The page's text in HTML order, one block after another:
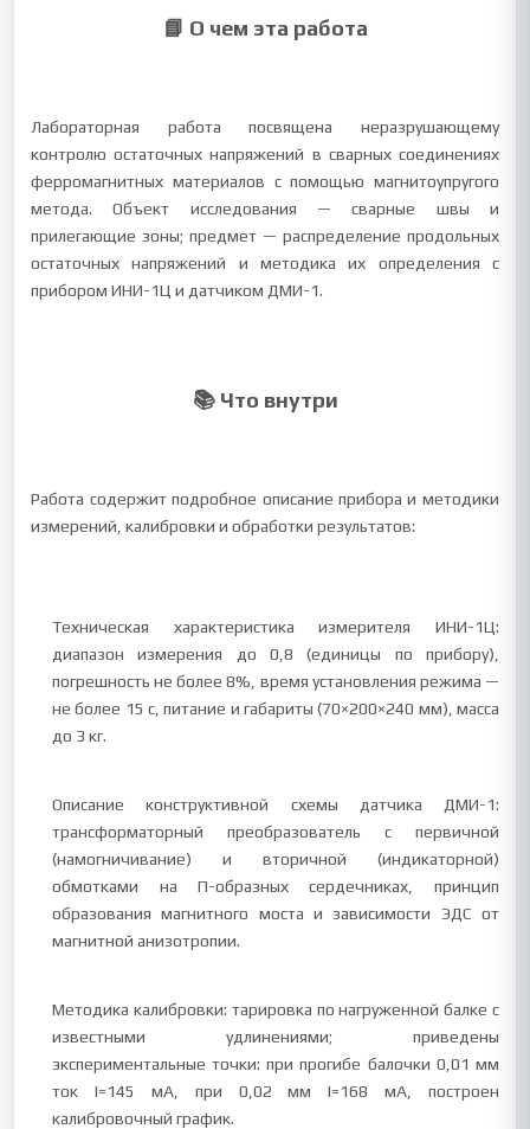
📘 О чем эта работа
Лабораторная работа посвящена неразрушающему
контролю остаточных напряжений в сварных соединениях
ферромагнитных материалов с помощью магнитоупругого
метода. Объект исследования — сварные швы и
прилегающие зоны; предмет — распределение продольных
остаточных напряжений и методика их определения с
прибором ИНИ-1Ц и датчиком ДМИ-1.
📚 Что внутри
Работа содержит подробное описание прибора и методики
измерений, калибровки и обработки результатов:
Техническая характеристика измерителя ИНИ-1Ц:
диапазон измерения до 0,8 (единицы по прибору),
погрешность не более 8%, время установления режима —
не более 15 с, питание и габариты (70×200×240 мм), масса
до 3 кг.
Описание конструктивной схемы датчика ДМИ-1:
трансформаторный преобразователь с первичной
(намогничивание) и вторичной (индикаторной)
обмотками на П-образных сердечниках, принцип
образования магнитного моста и зависимости ЭДС от
магнитной анизотропии.
Методика калибровки: тарировка по нагруженной балке с
известными удлинениями; приведены
экспериментальные точки: при прогибе балочки 0,01 мм
ток I=145 мА, при 0,02 мм I=168 мА, построен
калибровочный график.